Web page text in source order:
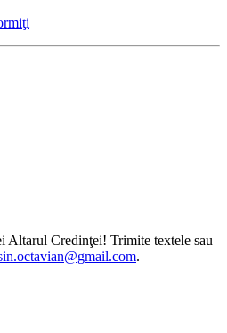
Altarul Credinţei! Trimite textele sau
.